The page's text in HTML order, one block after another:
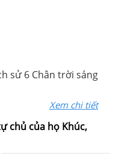
sử 6 Chân trời sáng
Xem chi tiết
chủ của họ Khúc,